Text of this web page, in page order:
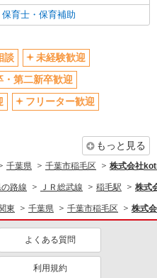
交通費支給
各種手当（家族・役職・インセン
ティブなど）あり
研修制度あり
ミドル（40代～）活躍中
社会保険あり
保育士・保育補助
談
未経験歓迎
・第二新卒歓迎
フリーター歓迎
もっと見る
千葉県 千葉市稲毛区 株式会社
路線 ＪＲ総武線 稲毛駅 株式
東 千葉県 千葉市稲毛区 株式
よくある質問
利用規約